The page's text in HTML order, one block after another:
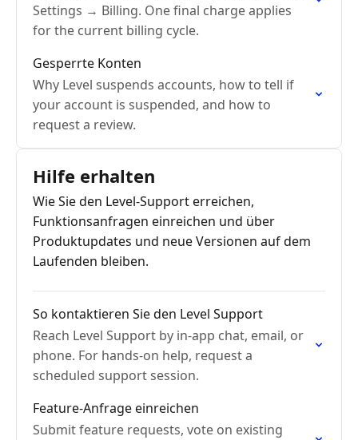
Settings → Billing. One final charge applies
for the current billing cycle.
Gesperrte Konten
Why Level suspends accounts, how to tell if
your account is suspended, and how to
request a review.
Hilfe erhalten
Wie Sie den Level-Support erreichen,
Funktionsanfragen einreichen und über
Produktupdates und neue Versionen auf dem
Laufenden bleiben.
So kontaktieren Sie den Level Support
Reach Level Support by in-app chat, email, or
phone. For hands-on help, request a
scheduled support session.
Feature-Anfrage einreichen
Submit feature requests, vote on existing